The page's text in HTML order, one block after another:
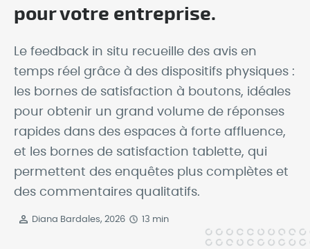
pour votre entreprise.
Le feedback in situ recueille des avis en
temps réel grâce à des dispositifs physiques :
les bornes de satisfaction à boutons, idéales
pour obtenir un grand volume de réponses
rapides dans des espaces à forte affluence,
et les bornes de satisfaction tablette, qui
permettent des enquêtes plus complètes et
des commentaires qualitatifs.
Diana Bardales, 2026 13 min